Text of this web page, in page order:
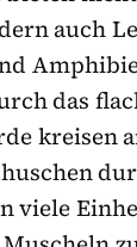
auch
das
kreisen
viele